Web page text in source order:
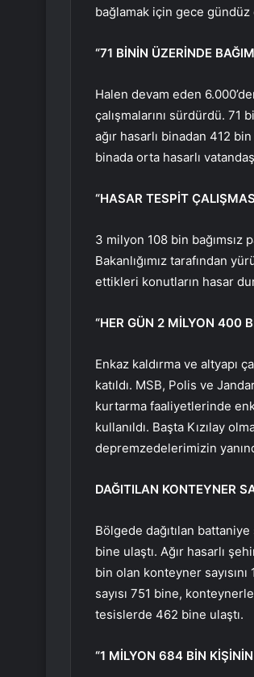
bağlamak için gece gündüz
“71 BİNİN ÜZERİNDE
Halen devam eden
çalışmalarını sürdürdü. 71
ağır hasarlı binadan 412
binada orta hasarlı
“HASAR TESPİT
3 milyon 108 bin bağımsız
Bakanlığımız tarafından
ettikleri konutların hasar
“HER GÜN 2 MİLYON 400
Enkaz kaldırma ve altyapı
katıldı. MSB, Polis ve
kurtarma faaliyetlerinde
kullanıldı. Başta Kızılay
depremzedelerimizin
DAĞITILAN KONTEYNER
Bölgede dağıtılan battaniye
bine ulaştı. Ağır hasarlı
bin olan konteyner
sayısı 751 bine,
tesislerde 462 bine ulaştı.
“1 MİLYON 684 BİN